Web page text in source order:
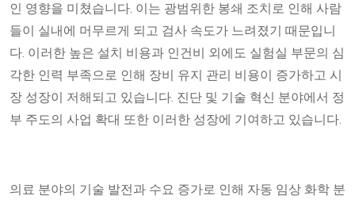
인 영향을 미쳤습니다. 이는 광범위한 봉쇄 조치로 인해 사람
들이 실내에 머무르게 되고 검사 속도가 느려졌기 때문입니
다. 이러한 높은 설치 비용과 인건비 외에도 실험실 부문의 심
각한 인력 부족으로 인해 장비 유지 관리 비용이 증가하고 시
장 성장이 저해되고 있습니다. 진단 및 기술 혁신 분야에서 정
부 주도의 사업 확대 또한 이러한 성장에 기여하고 있습니다.
의료 분야의 기술 발전과 수요 증가로 인해 자동 임상 화학 분